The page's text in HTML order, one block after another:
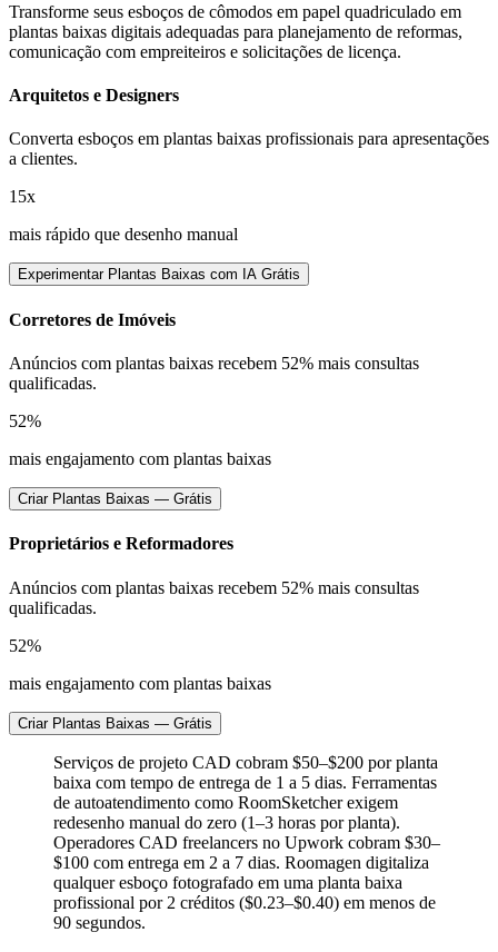
Transforme seus esboços de cômodos em papel quadriculado em
plantas baixas digitais adequadas para planejamento de reformas,
comunicação com empreiteiros e solicitações de licença.
Arquitetos e Designers
Converta esboços em plantas baixas profissionais para apresentações
a clientes.
15x
mais rápido que desenho manual
Experimentar Plantas Baixas com IA Grátis
Corretores de Imóveis
Anúncios com plantas baixas recebem 52% mais consultas
qualificadas.
52%
mais engajamento com plantas baixas
Criar Plantas Baixas — Grátis
Proprietários e Reformadores
Anúncios com plantas baixas recebem 52% mais consultas
qualificadas.
52%
mais engajamento com plantas baixas
Criar Plantas Baixas — Grátis
Serviços de projeto CAD cobram $50–$200 por planta
baixa com tempo de entrega de 1 a 5 dias. Ferramentas
de autoatendimento como RoomSketcher exigem
redesenho manual do zero (1–3 horas por planta).
Operadores CAD freelancers no Upwork cobram $30–
$100 com entrega em 2 a 7 dias. Roomagen digitaliza
qualquer esboço fotografado em uma planta baixa
profissional por 2 créditos ($0.23–$0.40) em menos de
90 segundos.